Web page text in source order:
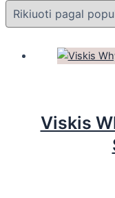
Viskis